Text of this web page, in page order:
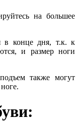
на большее
в конце дня, т.к. к
и размер ноги
также могут